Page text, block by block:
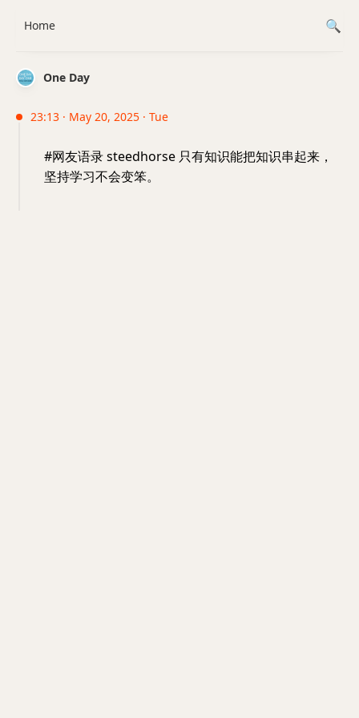
One Day
23:13 · May 20, 2025 · Tue
#网友语录 steedhorse 只有知识能把知识串起来，
坚持学习不会变笨。
Home